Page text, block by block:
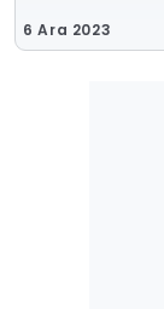
6 Ara 2023